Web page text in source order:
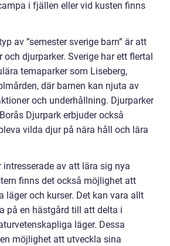
i fjällen eller vid kusten finns
av ”semester sverige barn” är att
och djurparker. Sverige har ett flertal
temaparker som Liseberg,
där barnen kan njuta av
och underhållning. Djurparker
Djurpark erbjuder också
vilda djur på nära håll och lära
intresserade av att lära sig nya
finns det också möjlighet att
läger och kurser. Det kan vara allt
på en hästgård till att delta i
läger. Dessa
möjlighet att utveckla sina